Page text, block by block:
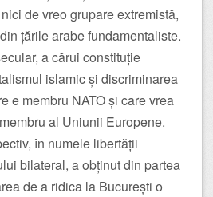
de vreo grupare extremistă,
țările arabe fundamentaliste.
a cărui constituție
islamic și discriminarea
e membru NATO și care vrea
al Uniunii Europene.
în numele libertății
bilateral, a obținut din partea
de a ridica la București o